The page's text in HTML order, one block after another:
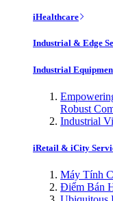
iHealthcare
Industrial & Edge
Industrial
Robust
Industrial
iRetail & iCity
Máy Tính
Điểm Bán